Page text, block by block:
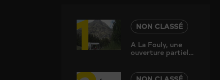
1
NON CLASSÉ
A La Fouly, une
ouverture partielle
du camping des
sauver la saison